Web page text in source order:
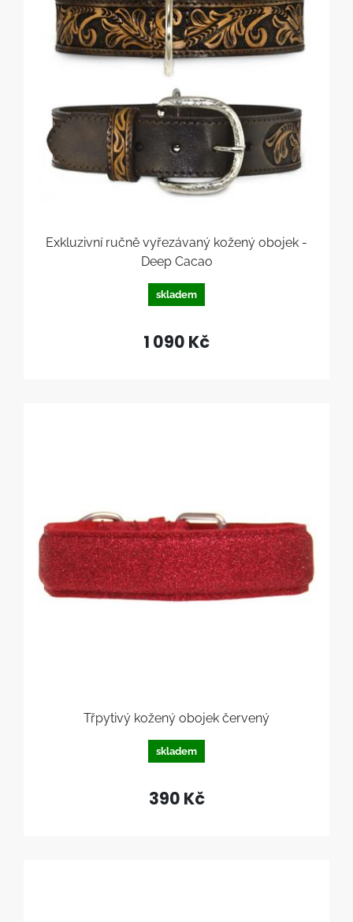
Exkluzivní ručně vyřezávaný kožený obojek -
Deep Cacao
skladem
1 090 Kč
Třpytivý kožený obojek červený
skladem
390 Kč